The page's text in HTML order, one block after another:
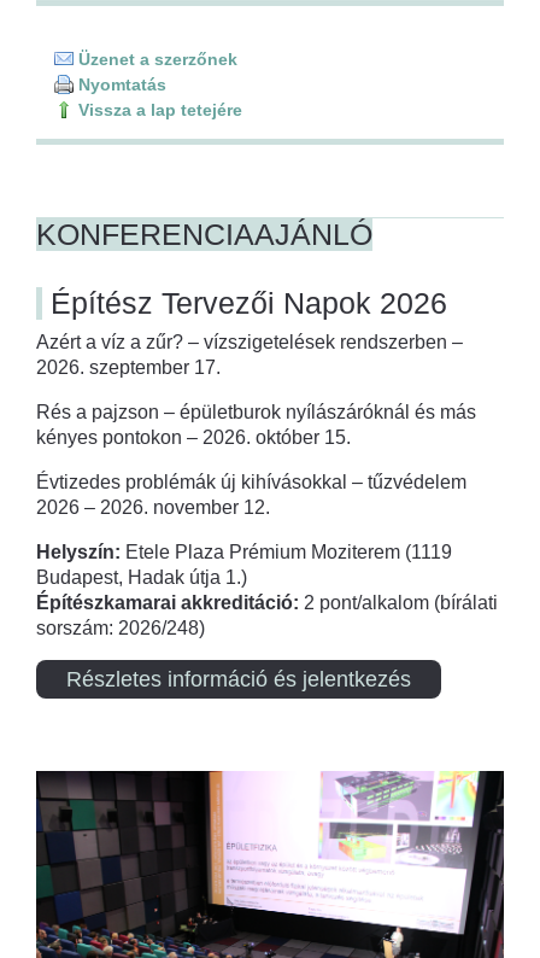
Üzenet a szerzőnek
Nyomtatás
Vissza a lap tetejére
KONFERENCIAAJÁNLÓ
Építész Tervezői Napok 2026
Azért a víz a zűr? – vízszigetelések rendszerben –
2026. szeptember 17.
Rés a pajzson – épületburok nyílászáróknál és más
kényes pontokon – 2026. október 15.
Évtizedes problémák új kihívásokkal – tűzvédelem
2026 – 2026. november 12.
Helyszín: Etele Plaza Prémium Moziterem (1119
Budapest, Hadak útja 1.)
Építészkamarai akkreditáció: 2 pont/alkalom (bírálati
sorszám: 2026/248)
Részletes információ és jelentkezés